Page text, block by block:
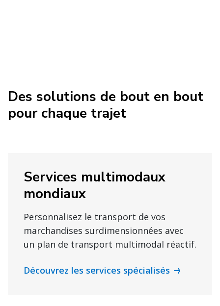
Des solutions de bout en bout
pour chaque trajet
Services multimodaux
mondiaux
Personnalisez le transport de vos
marchandises surdimensionnées avec
un plan de transport multimodal réactif.
Découvrez les services spécialisés